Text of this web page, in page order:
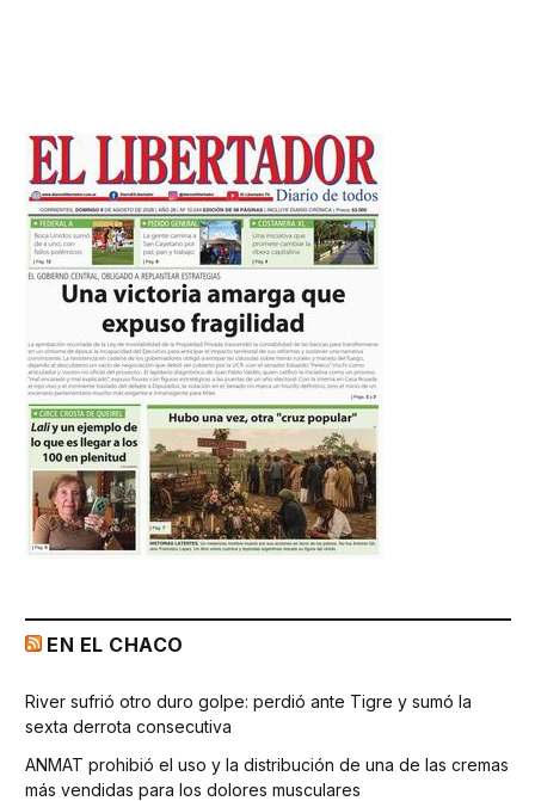
EN EL CHACO
River sufrió otro duro golpe: perdió ante Tigre y sumó la
sexta derrota consecutiva
ANMAT prohibió el uso y la distribución de una de las cremas
más vendidas para los dolores musculares